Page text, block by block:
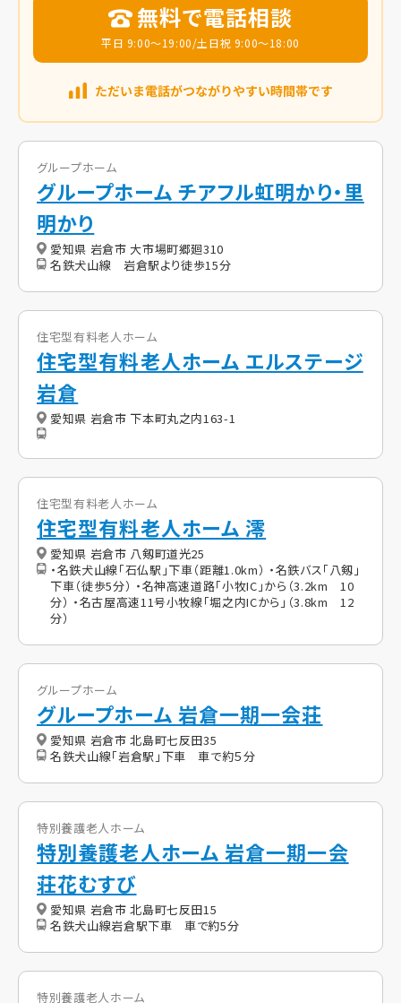
無料で電話相談
平日 9:00～19:00/土日祝 9:00～18:00
グループホーム
グループホーム チアフル虹明かり・里
明かり
愛知県 岩倉市 大市場町郷廻310
名鉄犬山線 岩倉駅より徒歩15分
住宅型有料老人ホーム
住宅型有料老人ホーム エルステージ
岩倉
愛知県 岩倉市 下本町丸之内163-1
住宅型有料老人ホーム
住宅型有料老人ホーム 澪
愛知県 岩倉市 八剱町道光25
・名鉄犬山線「石仏駅」下車（距離1.0km） ・名鉄バス「八剱」
下車（徒歩5分） ・名神高速道路「小牧IC」から（3.2km 10
分） ・名古屋高速11号小牧線「堀之内ICから」（3.8km 12
分）
グループホーム
グループホーム 岩倉一期一会荘
愛知県 岩倉市 北島町七反田35
名鉄犬山線「岩倉駅」下車 車で約５分
特別養護老人ホーム
特別養護老人ホーム 岩倉一期一会
荘花むすび
愛知県 岩倉市 北島町七反田15
名鉄犬山線岩倉駅下車 車で約5分
特別養護老人ホーム